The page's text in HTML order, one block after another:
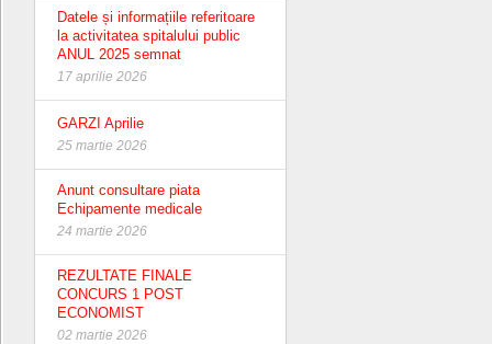
Datele și informațiile referitoare
la activitatea spitalului public
ANUL 2025 semnat
17 aprilie 2026
GARZI Aprilie
25 martie 2026
Anunt consultare piata
Echipamente medicale
24 martie 2026
REZULTATE FINALE
CONCURS 1 POST
ECONOMIST
02 martie 2026